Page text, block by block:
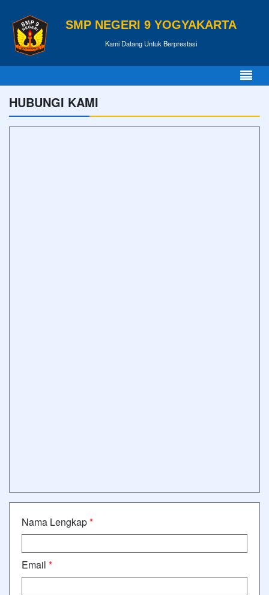
SMP NEGERI 9 YOGYAKARTA
Kami Datang Untuk Berprestasi
HUBUNGI KAMI
Nama Lengkap*
Email *